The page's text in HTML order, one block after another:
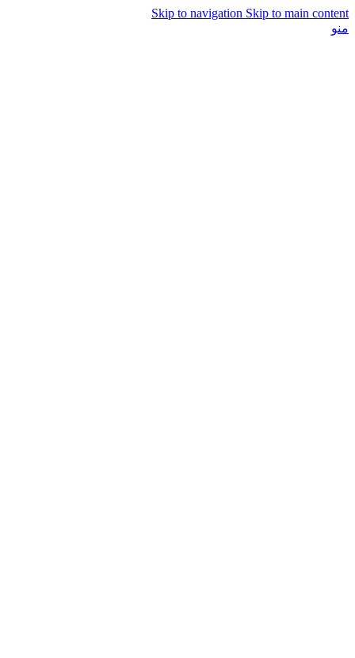
Skip to navigation Skip to main content
منو